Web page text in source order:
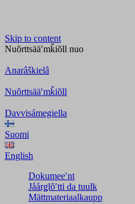
Skip to content
Nuõrttsääʹmǩiõll nuo
Anarâškielâ
Nuõrttsääʹmǩiõll
Davvisámegiella
Suomi
English
Dokumeeʹnt
Jåårǥlõʹtti da tuulk
Mättmateriaalkaupp